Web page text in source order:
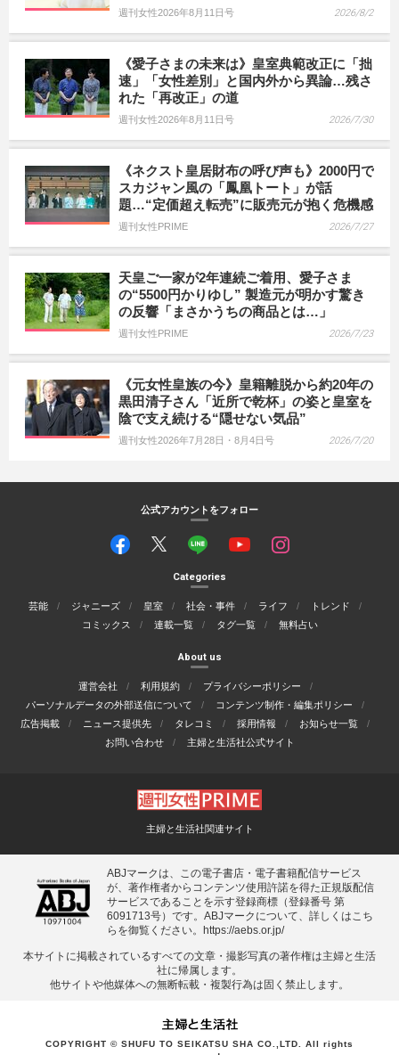
週刊女性2026年8月11日号 2026/8/2
《愛子さまの未来は》皇室典範改正に「拙
速」「女性差別」と国内外から異論…残さ
れた「再改正」の道
週刊女性2026年8月11日号 2026/7/30
《ネクスト皇居財布の呼び声も》2000円で
スカジャン風の「鳳凰トート」が話
題…“定価超え転売”に販売元が抱く危機感
週刊女性PRIME 2026/7/27
天皇ご一家が2年連続ご着用、愛子さま
の“5500円かりゆし” 製造元が明かす驚き
の反響「まさかうちの商品とは…」
週刊女性PRIME 2026/7/23
《元女性皇族の今》皇籍離脱から約20年の
黒田清子さん「近所で乾杯」の姿と皇室を
陰で支え続ける“隠せない気品”
週刊女性2026年7月28日・8月4日号 2026/7/20
公式アカウントをフォロー
Categories
芸能 ジャニーズ 皇室 社会・事件 ライフ
トレンド
コミックス
連載一覧 タグ一覧 無料占い
About us
運営会社 利用規約
プライバシーポリシー
パーソナルデータの外部送信について
コンテンツ制作・編集ポリシー
広告掲載
ニュース提供先 タレコミ 採用情報
お知らせ一覧
お問い合わせ
主婦と生活社公式サイト
主婦と生活社関連サイト
ABJマークは、この電子書店・電子書籍配信サービス
が、著作権者からコンテンツ使用許諾を得た正規版配信
サービスであることを示す登録商標（登録番号 第
6091713号）です。ABJマークについて、詳しくはこち
らを御覧ください。
https://aebs.or.jp/
本サイトに掲載されているすべての⽂章・撮影写真の著作権は主婦と⽣活
社に帰属します。
他サイトや他媒体への無断転載・複製⾏為は固く禁⽌します。
COPYRIGHT © SHUFU TO SEIKATSU SHA CO.,LTD. All rights